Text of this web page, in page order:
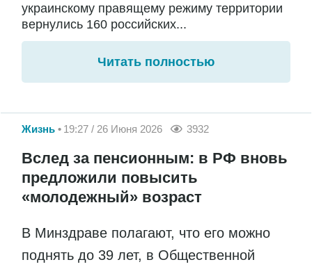
украинскому правящему режиму территории
вернулись 160 российских...
Читать полностью
Жизнь 19:27 / 26 Июня 2026 3932
Вслед за пенсионным: в РФ вновь
предложили повысить
«молодежный» возраст
В Минздраве полагают, что его можно
поднять до 39 лет, в Общественной